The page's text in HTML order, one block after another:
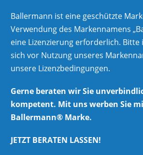
Ballermann ist eine geschützte
Verwendung des Markennamens
eine Lizenzierung erforderlich.
sich vor Nutzung unseres
unsere Lizenzbedingungen.
Gerne beraten wir Sie
kompetent. Mit uns werben Sie
Ballermann® Marke.
JETZT BERATEN LASSEN!